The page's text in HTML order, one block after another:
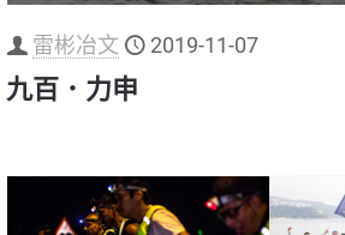
雷彬冶文 2019-11-07
九百．力申